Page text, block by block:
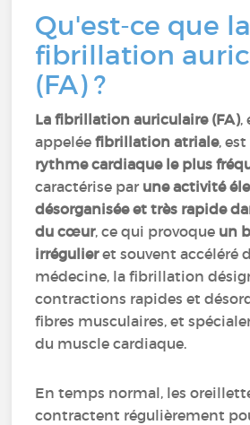
Qu'est-ce que la
fibrillation
(FA) ?
La fibrillation auriculaire (FA),
appeléefibrillation atriale, est
rythme cardiaque le plus
caractérise par une activité
désorganisée et très rapide
du cœur, ce qui provoque un
irrégulieret souvent accéléré
médecine, la fibrillation
contractions rapides et
fibres musculaires, et
du muscle cardiaque.
En temps normal, les
contractent régulièrement